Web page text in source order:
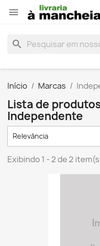

search
Início Marcas
Lista de
Independente
Relevância
Exibindo 1 - 2 de 2